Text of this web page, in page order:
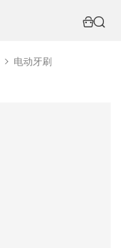
电动牙刷